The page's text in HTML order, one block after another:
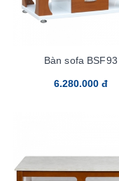
Bàn sofa BSF93
6.280.000 đ